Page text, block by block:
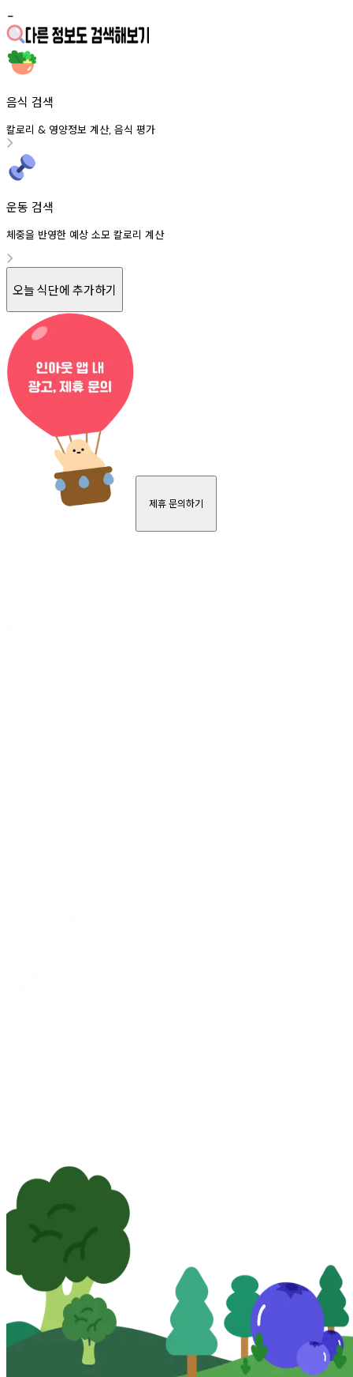
-
음식 검색
칼로리 & 영양정보 계산, 음식 평가
운동 검색
체중을 반영한 예상 소모 칼로리 계산
오늘 식단에 추가하기
제휴 문의하기